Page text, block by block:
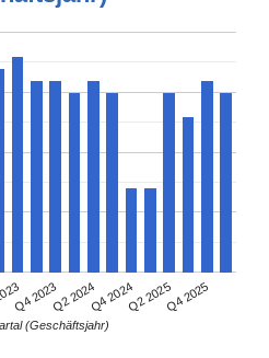
Q4 2023Q2 2024Q4 2024Q2 2025Q4 2025
(Geschäftsjahr)